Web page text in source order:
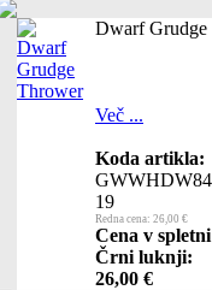
Dwarf Grudge
Več ...
Koda artikla:
19
Redna cena: 26,00 €
Cena v spletni
Črni luknji:
26,00 €